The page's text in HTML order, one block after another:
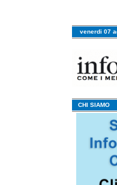
venerdi 07
CHI SIAMO